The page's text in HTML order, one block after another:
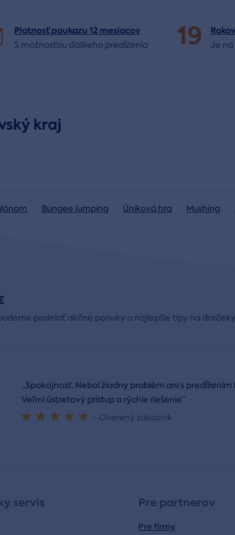
Platnosť poukazu 12 mesiacov
S možnosťou ďalšieho predĺženia 19 Je na
kraj
Bungee jumping Úniková hra Mushing
posielať akčné ponuky a najlepšie tipy na
„Spokojnosť. Nebol žiadny problém ani s predĺžením
Veľmi ústretový prístup a rýchle riešenie“
- Overený zákazník
servis Pre partnerov
Pre firmy